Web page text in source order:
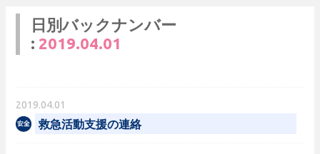
日別バックナンバー
: 2019.04.01
2019.04.01
救急活動支援の連絡